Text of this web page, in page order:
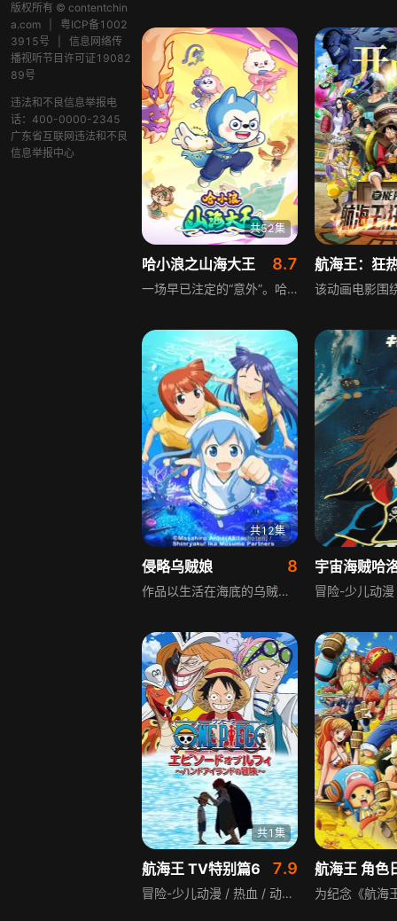
版权所有 © contentchin
a.com
粤ICP备1002
3915号
信息网络传
播视听节目许可证19082
89号
违法和不良信息举报电
话：400-0000-2345
广东省互联网违法和不良
信息举报中心
共52集
哈小浪之山海大王 8.7
一场早已注定的“意外”。哈小浪与星狗伙伴们卷入神秘光辉，在彼此不知情的情况下，分别来到了一个满溢东方神韵的山海世界。这里疆域无垠，超乎认知的灵兽与山海民几乎无处不在。初来乍到的哈小浪，被新朋友彻天、飞鸢、独影错认成他们召唤的“天选之王”，并误打误撞当上了氾叶国大王。然而！在别人眼中狂拽无敌强的哈小浪，实际却是个只有半吊子力量的“大废材”！起初，哈小浪只想逃走，找回失散的伙伴们一起回家。然而，在与大家相处中，哈小浪察觉到了山海世界的“不对劲”。这是一个顺天应人的世界，生来便已注定的铭文之力决定着一个人的价值。如此刻板的规则，我们的哈王当然不肯认同！在他的坚持与努力下，众多受此所苦的国民与灵兽获得了救赎。渐渐地，哈小浪一步步“弄假成真”，成为了真正的大王。然而！更加艰巨的挑战也接踵而至——迷失的伙伴、侵略的恶毒之国，还有潜伏于树海、足以覆灭山海世界的诡异天灾。我们的哈王到底能否应对这一切？
航海王：狂
共12集
侵略乌贼娘 8
作品以生活在海底的乌贼娘为主角，因无法忍受人类污染大海的行为，挺身出海决定教训人类、征服人类，却因缺乏常识被各类新事物吓到，沦为沙滩小店的打工店员。后续以单元剧形式展开，虽是搞笑故事，却不断强调环保的重要性，兼具趣味性与思想高度。
共1集
航海王 TV特别篇6 7.9
冒险-少儿动漫 / 热血 / 动作 / 冒险-影剧综 / 动画 / 励志
航海王 角色